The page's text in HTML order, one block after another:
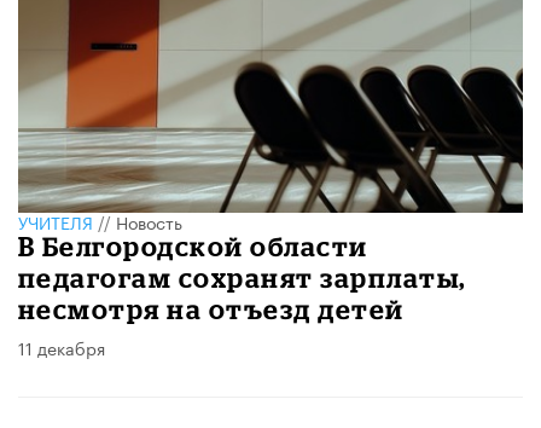
УЧИТЕЛЯ//Новость
В Белгородской области
педагогам сохранят зарплаты,
несмотря на отъезд детей
11 декабря